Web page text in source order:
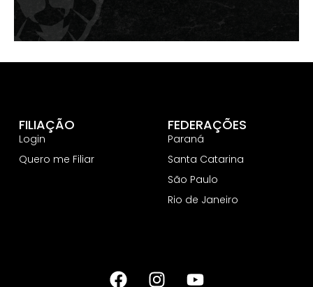
FILIAÇÃO
Login
Quero me Filiar
FEDERAÇÕES
Paraná
Santa Catarina
São Paulo
Rio de Janeiro